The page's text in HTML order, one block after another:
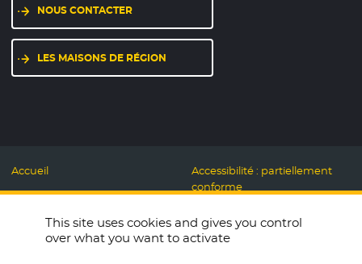
NOUS CONTACTER
LES MAISONS DE RÉGION
Accueil
Mentions légales
Données personnelles et
Cookies
Accessibilité : partiellement
conforme
Responsable
This site uses cookies and gives you control
over what you want to activate